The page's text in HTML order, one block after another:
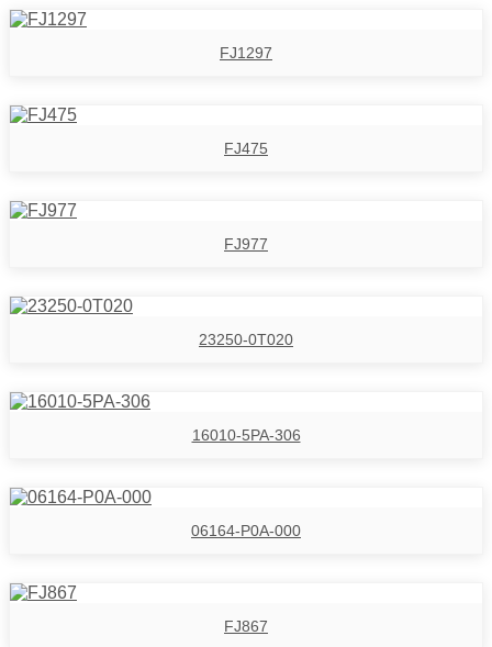
FJ1297
FJ475
FJ977
23250-0T020
16010-5PA-306
06164-P0A-000
FJ867